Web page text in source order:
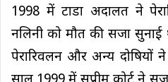
1998 में टाडा अदालत ने
नलिनी को मौत की सजा सुनाई
पेरारिवलन और अन्य दोषियों